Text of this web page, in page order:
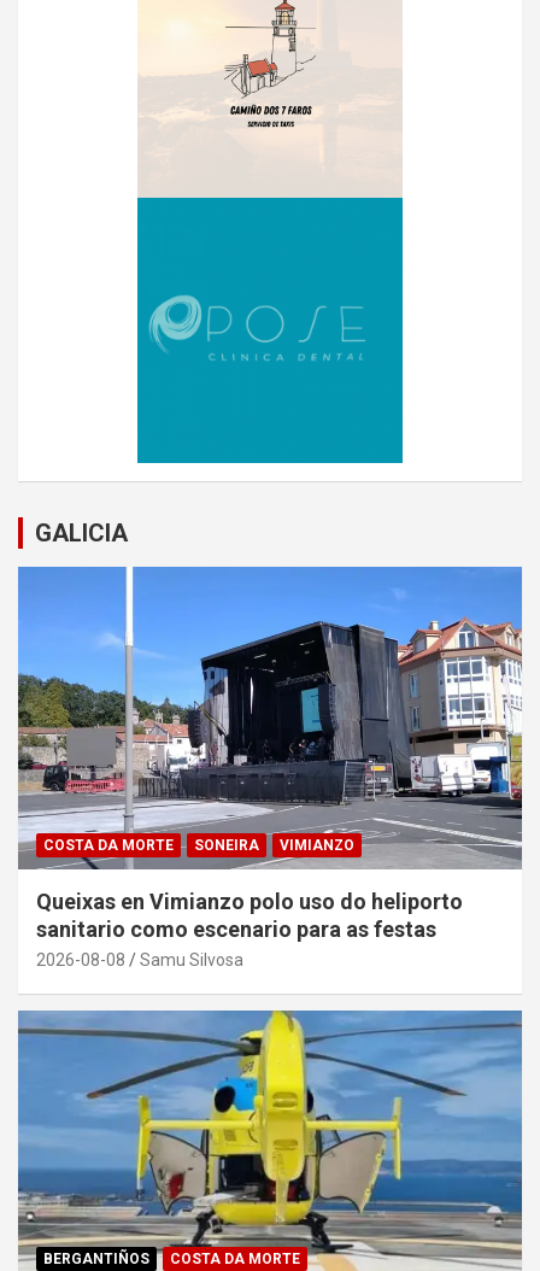
GALICIA
COSTA DA MORTE SONEIRA VIMIANZO
Queixas en Vimianzo polo uso do heliporto
sanitario como escenario para as festas
2026-08-08 Samu Silvosa
BERGANTIÑOS
COSTA DA MORTE